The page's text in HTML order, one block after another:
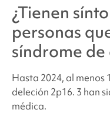
¿Tienen
personas
síndrome de
Hasta 2024, al menos
deleción 2p16. 3 han
médica.